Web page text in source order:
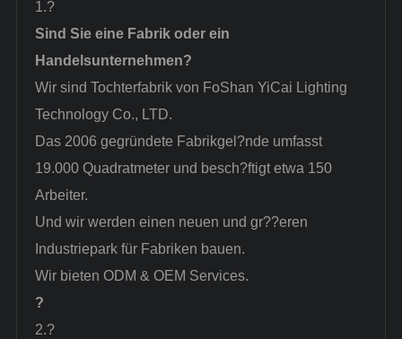
1.?
Sind Sie eine Fabrik oder ein
Handelsunternehmen?
Wir sind Tochterfabrik von FoShan YiCai Lighting
Technology Co., LTD.
Das 2006 gegründete Fabrikgel?nde umfasst
19.000 Quadratmeter und besch?ftigt etwa 150
Arbeiter.
Und wir werden einen neuen und gr??eren
Industriepark für Fabriken bauen.
Wir bieten ODM & OEM Services.
?
2.?